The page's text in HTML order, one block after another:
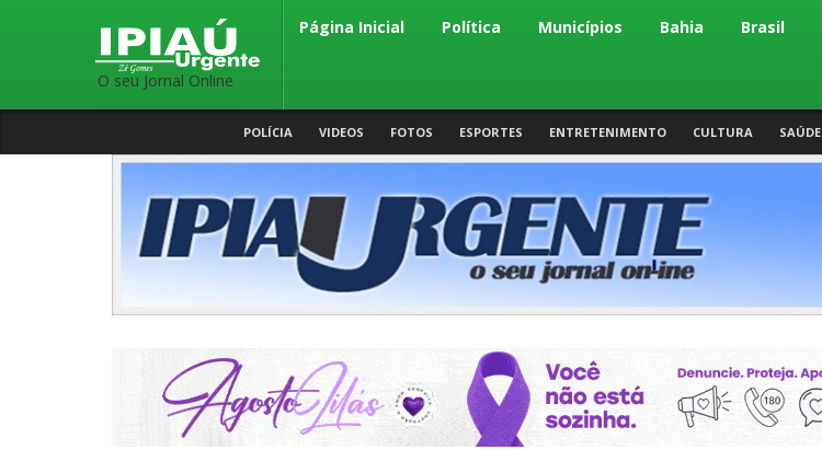
O seu Jornal Online
Página Inicial Política Municípios Bahia Brasil
POLÍCIA VIDEOS FOTOS ESPORTES ENTRETENIMENTO CULTURA SAÚDE